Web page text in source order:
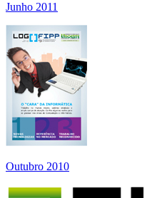
Junho 2011
Outubro 2010